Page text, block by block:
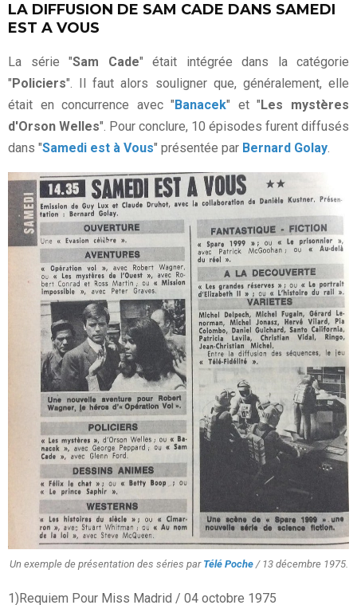
LA DIFFUSION DE SAM CADE DANS SAMEDI
EST A VOUS
La série "Sam Cade" était intégrée dans la catégorie
"Policiers". Il faut alors souligner que, généralement, elle
était en concurrence avec "Banacek" et "Les mystères
d'Orson Welles". Pour conclure, 10 épisodes furent diffusés
dans "Samedi est à Vous" présentée par Bernard Golay.
Un exemple de présentation des séries par Télé Poche/ 13 décembre 1975.
1)Requiem Pour Miss Madrid / 04 octobre 1975